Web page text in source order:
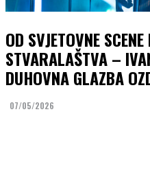
OD SVJETOVNE
STVARALAŠTVA –
DUHOVNA GLAZBA
07/05/2026